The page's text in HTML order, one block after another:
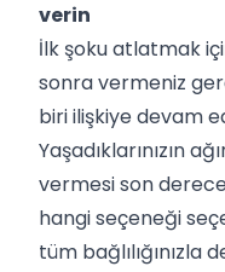
verin
İlk şoku atlatmak
sonra vermeniz
biri ilişkiye devam
Yaşadıklarınızın
vermesi son
hangi seçeneği
tüm bağlılığınızla